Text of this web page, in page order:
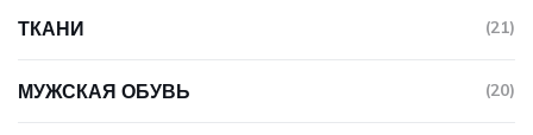
ТКАНИ (21)
МУЖСКАЯ ОБУВЬ (20)